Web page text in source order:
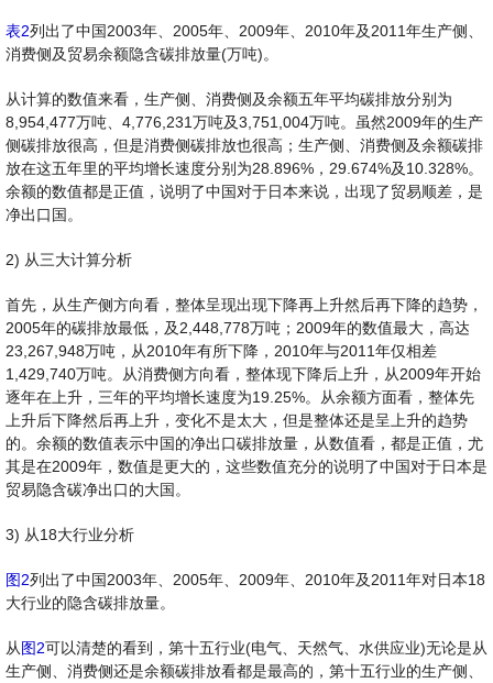
表2列出了中国2003年、2005年、2009年、2010年及2011年生产侧、
消费侧及贸易余额隐含碳排放量(万吨)。
从计算的数值来看，生产侧、消费侧及余额五年平均碳排放分别为
8,954,477万吨、4,776,231万吨及3,751,004万吨。虽然2009年的生产
侧碳排放很高，但是消费侧碳排放也很高；生产侧、消费侧及余额碳排
放在这五年里的平均增长速度分别为28.896%，29.674%及10.328%。
余额的数值都是正值，说明了中国对于日本来说，出现了贸易顺差，是
净出口国。
2) 从三大计算分析
首先，从生产侧方向看，整体呈现出现下降再上升然后再下降的趋势，
2005年的碳排放最低，及2,448,778万吨；2009年的数值最大，高达
23,267,948万吨，从2010年有所下降，2010年与2011年仅相差
1,429,740万吨。从消费侧方向看，整体现下降后上升，从2009年开始
逐年在上升，三年的平均增长速度为19.25%。从余额方面看，整体先
上升后下降然后再上升，变化不是太大，但是整体还是呈上升的趋势
的。余额的数值表示中国的净出口碳排放量，从数值看，都是正值，尤
其是在2009年，数值是更大的，这些数值充分的说明了中国对于日本是
贸易隐含碳净出口的大国。
3) 从18大行业分析
图2列出了中国2003年、2005年、2009年、2010年及2011年对日本18
大行业的隐含碳排放量。
从图2可以清楚的看到，第十五行业(电气、天然气、水供应业)无论是从
生产侧、消费侧还是余额碳排放看都是最高的，第十五行业的生产侧、